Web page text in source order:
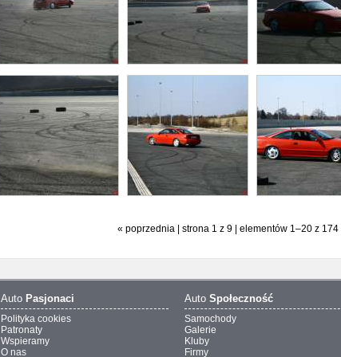
« poprzednia | strona 1 z 9 | elementów 1–20 z 174 |
Auto Pasjonaci
Polityka cookies
Patronaty
Wspieramy
O nas
Auto Społeczność
Samochody
Galerie
Kluby
Firmy